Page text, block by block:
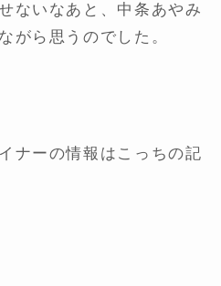
ないなあと、中条あやみ
がら思うのでした。
ナーの情報はこっちの記